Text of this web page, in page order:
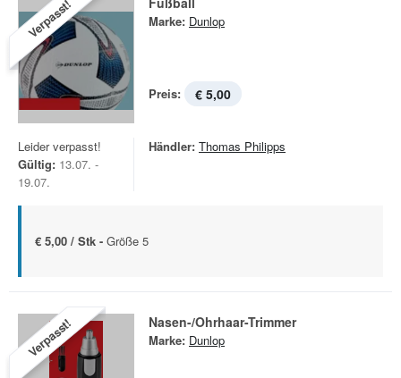
Verpasst! Marke: Dunlop
Preis: € 5,00
Leider verpasst!
Gültig: 13.07. -
19.07.
Händler: Thomas Philipps
€ 5,00 / Stk - Größe 5
Verpasst! Nasen-/Ohrhaar-Trimmer
Marke: Dunlop